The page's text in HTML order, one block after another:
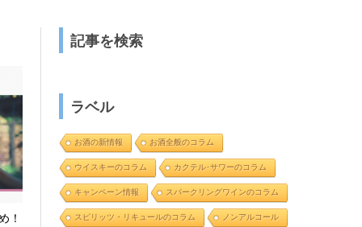
！
記事を検索
ラベル
お酒の新情報 お酒全般のコラム
ウイスキーのコラム カクテル･サワーのコラム
キャンペーン情報 スパークリングワインのコラム
スピリッツ・リキュールのコラム ノンアルコール